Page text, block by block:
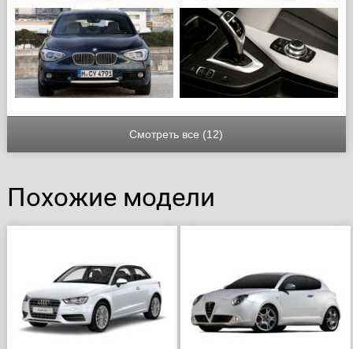
Смотреть все (12)
Похожие модели